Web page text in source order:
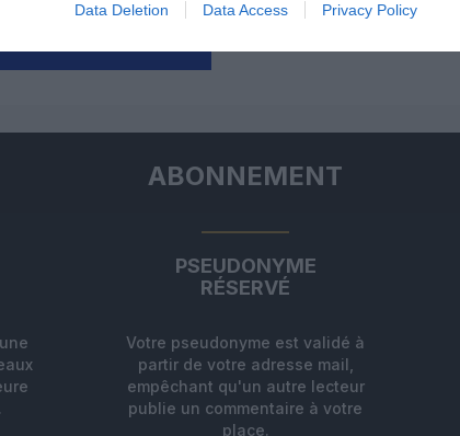
Data Deletion Data Access Privacy Policy
ABONNEMENT
PSEUDONYME
RÉSERVÉ
Votre pseudonyme est validé à
partir de votre adresse mail,
empêchant qu'un autre lecteur
publie un commentaire à votre
place.